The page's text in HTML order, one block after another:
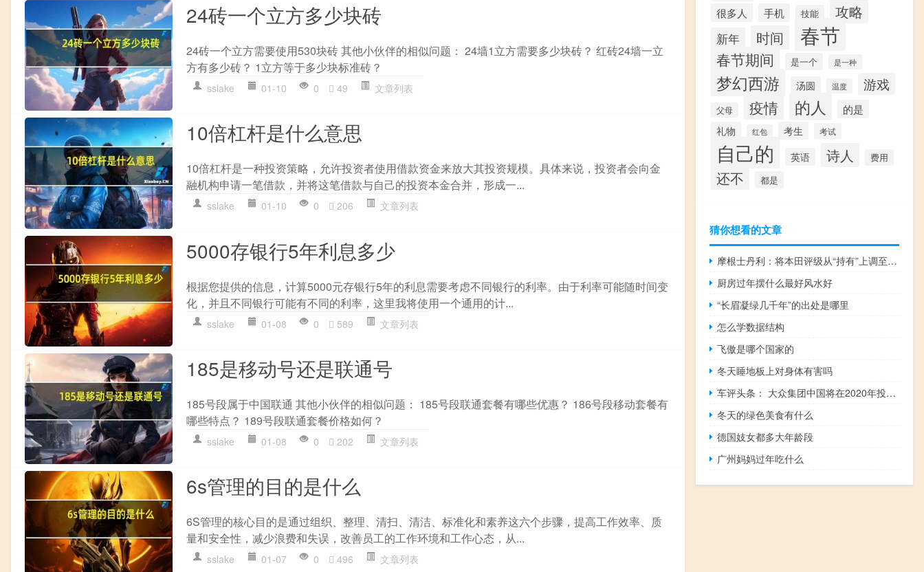
24砖一个立方多少块砖
24砖一个立方需要使用530块砖 其他小伙伴的相似问题： 24墙1立方需要多少块砖？ 红砖24墙一立
方有多少砖？ 1立方等于多少块标准砖？
sslake 01-10 0 49 文章列表
10倍杠杆是什么意思
10倍杠杆是一种投资策略，允许投资者使用借款资金来放大其投资规模。具体来说，投资者会向金
融机构申请一笔借款，并将这笔借款与自己的投资本金合并，形成一...
sslake 01-10 0 206 文章列表
5000存银行5年利息多少
根据您提供的信息，计算5000元存银行5年的利息需要考虑不同银行的利率。由于利率可能随时间变
化，并且不同银行可能有不同的利率，这里我将使用一个通用的计...
sslake 01-08 0 589 文章列表
185是移动号还是联通号
185号段属于中国联通 其他小伙伴的相似问题： 185号段联通套餐有哪些优惠？ 186号段移动套餐有
哪些特点？ 189号段联通套餐价格如何？
sslake 01-08 0 202 文章列表
6s管理的目的是什么
6S管理的核心目的是通过组织、整理、清扫、清洁、标准化和素养这六个步骤，提高工作效率、质
量和安全性，减少浪费和失误，改善员工的工作环境和工作心态，从...
sslake 01-07 0 496 文章列表
很多人 手机 技能 攻略
新年 时间 春节
春节期间 是一个 是一种
梦幻西游 汤圆 温度 游戏
父母 疫情 的人 的是
礼物 红包 考生 考试
自己的 英语 诗人 费用
还不 都是
猜你想看的文章
摩根士丹利：将本田评级从“持有”上调至“增持”目标价为5700日元
厨房过年摆什么最好风水好
“长眉凝绿几千年”的出处是哪里
怎么学数据结构
飞傲是哪个国家的
冬天睡地板上对身体有害吗
车评头条： 大众集团中国将在2020年投资超过60亿美元
冬天的绿色美食有什么
德国妓女都多大年龄段
广州妈妈过年吃什么